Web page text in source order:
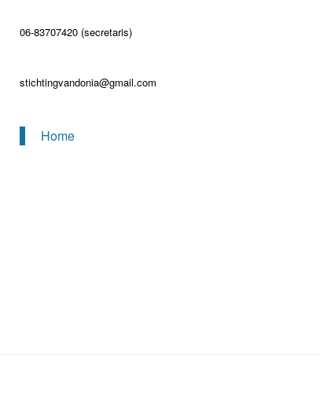
06-83707420 (secretaris)
stichtingvandonia@gmail.com
Home